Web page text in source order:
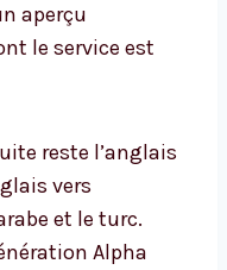
aperçu
le service est
reste l’anglais
vers
et le turc.
Alpha